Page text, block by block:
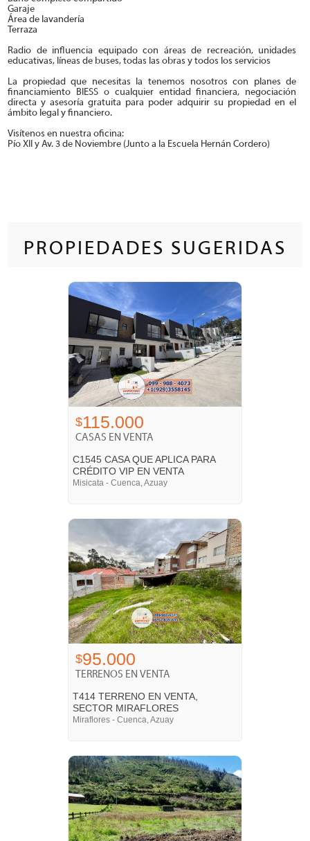
Garaje
Área de lavandería
Terraza
Radio de influencia equipado con áreas de recreación, unidades
educativas, líneas de buses, todas las obras y todos los servicios
La propiedad que necesitas la tenemos nosotros con planes de
financiamiento BIESS o cualquier entidad financiera, negociación
directa y asesoría gratuita para poder adquirir su propiedad en el
ámbito legal y financiero.
Visítenos en nuestra oficina:
Pío XII y Av. 3 de Noviembre (Junto a la Escuela Hernán Cordero)
PROPIEDADES SUGERIDAS
$115.000
CASAS EN VENTA
C1545 CASA QUE APLICA PARA
CRÉDITO VIP EN VENTA
Misicata - Cuenca, Azuay
$95.000
TERRENOS EN VENTA
T414 TERRENO EN VENTA,
SECTOR MIRAFLORES
Miraflores - Cuenca, Azuay